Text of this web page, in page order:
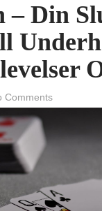
– Din
Comments